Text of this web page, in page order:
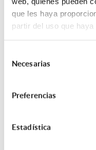
que les haya
partir del uso que
Necesarias
Preferencias
Estadística
Consultaaquí
boletín oficial
Compartir esta